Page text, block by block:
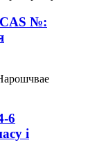
CAS №:
6
і